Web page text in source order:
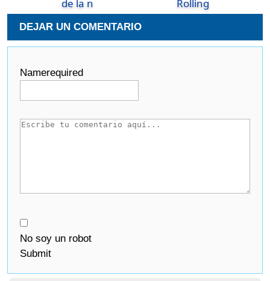
de la n Rolling
DEJAR UN COMENTARIO
Namerequired
No soy un robot
Submit